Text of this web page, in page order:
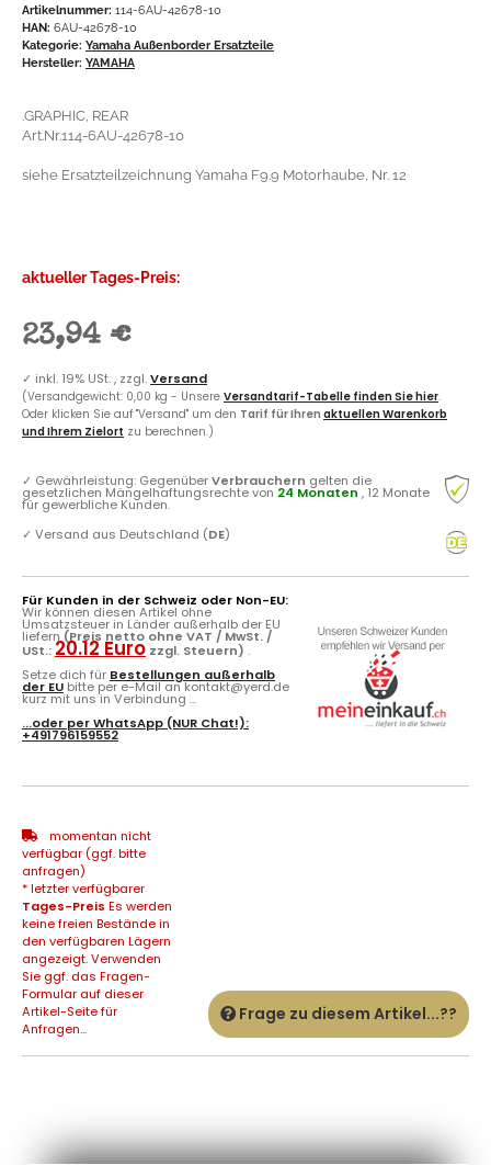
Artikelnummer: 114-6AU-42678-10
HAN: 6AU-42678-10
Kategorie: Yamaha Außenborder Ersatzteile
Hersteller: YAMAHA
.GRAPHIC, REAR
Art.Nr.114-6AU-42678-10
siehe Ersatzteilzeichnung Yamaha F9.9 Motorhaube, Nr. 12
aktueller Tages-Preis:
23,94 €
✓ inkl. 19% USt. , zzgl.Versand
(Versandgewicht: 0,00 kg - Unsere Versandtarif-Tabelle finden Sie hier.
Oder klicken Sie auf "Versand" um den Tarif für Ihren aktuellen Warenkorb
und Ihrem Zielort zu berechnen.)
✓ Gewährleistung: GegenüberVerbrauchern gelten die
gesetzlichen Mängelhaftungsrechte von 24 Monaten , 12 Monate
für gewerbliche Kunden.
✓ Versand aus Deutschland (DE)
Für Kunden in der Schweiz oder Non-EU:
Wir können diesen Artikel ohne
Umsatzsteuer in Länder außerhalb der EU
liefern (Preis netto ohne VAT / MwSt. /
USt.: 20.12 Euro zzgl. Steuern) .
Setze dich für Bestellungen außerhalb
der EU bitte per e-Mail an kontakt@yerd.de
kurz mit uns in Verbindung ...
...oder perWhatsApp (NUR Chat!):
+491796159552
momentan nicht
verfügbar (ggf. bitte
anfragen)
* letzter verfügbarer
Tages-Preis Es werden
keine freien Bestände in
den verfügbaren Lägern
angezeigt. Verwenden
Sie ggf. das Fragen-
Formular auf dieser
Artikel-Seite für
Anfragen...
Frage zu diesem Artikel...??